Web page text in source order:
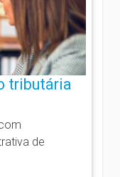
tributária
de